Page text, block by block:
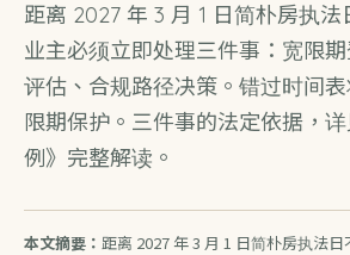
距离 2027 年 3 月 1 日简朴房执法
业主必须立即处理三件事：宽限
评估、合规路径决策。错过时间
限期保护。三件事的法定依据，
例》完整解读 。
本文摘要： 距离 2027 年 3 月 1 日简朴房执法